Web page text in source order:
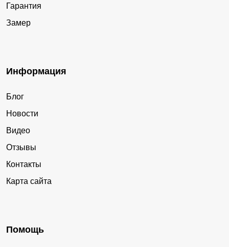
Гарантия
Замер
Информация
Блог
Новости
Видео
Отзывы
Контакты
Карта сайта
Помощь